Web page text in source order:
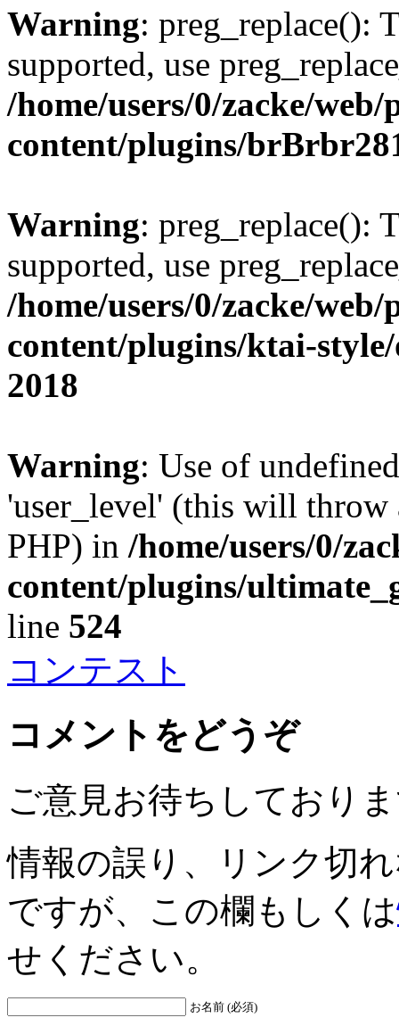
Warning: preg_replace():
supported, use
/home/users/0/zacke/
content/plugins/
Warning: preg_replace():
supported, use
/home/users/0/zacke/
content/plugins/ktai-
2018
Warning: Use of
'user_level' (this will
PHP) in /home/users/0/
content/plugins/
line 524
コンテスト
コメントをどうぞ
ご意見お待ちしており
情報の誤り、リンク切
ですが、この欄もしくは
せください。
お名前 (必須)